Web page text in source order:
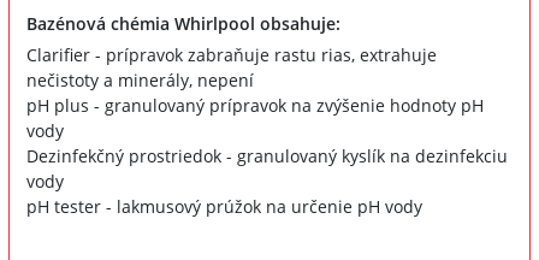
Bazénová chémia Whirlpool obsahuje:
Clarifier - prípravok zabraňuje rastu rias, extrahuje
nečistoty a minerály, nepení
pH plus - granulovaný prípravok na zvýšenie hodnoty pH
vody
Dezinfekčný prostriedok - granulovaný kyslík na dezinfekciu
vody
pH tester - lakmusový prúžok na určenie pH vody